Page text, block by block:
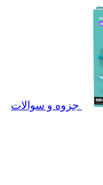
جزوه و سوالات